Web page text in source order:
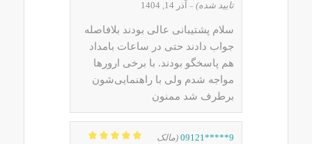
تایید شده) – آذر 14, 1404
سلام پشتیبانی عالی بودند بلافاصله
جواب دادند حتی در ساعات بامداد
هم پاسخگو بودند. با برخی ارورها
مواجه شدم ولی با راهنمایی‌شون
برطرف شد ممنون
9*****09121
(مالک